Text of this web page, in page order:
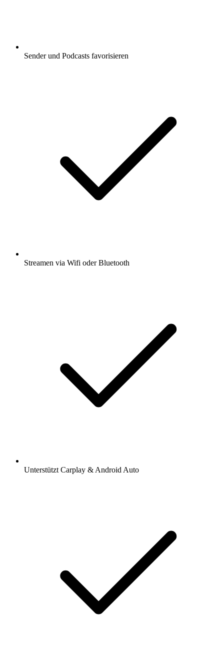
Sender und Podcasts favorisieren
Streamen via Wifi oder Bluetooth
Unterstützt Carplay & Android Auto